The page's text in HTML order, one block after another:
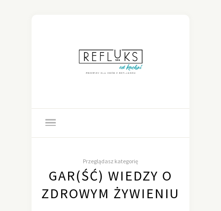
Przeglądasz kategorię
GAR(ŚĆ) WIEDZY O
ZDROWYM ŻYWIENIU